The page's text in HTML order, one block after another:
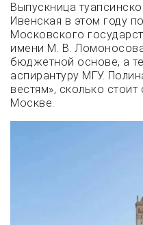
Выпускница
Ивенская в этом году
Московского
имени М. В.
бюджетной основе, а
аспирантуру МГУ.
вестям», сколько
Москве.